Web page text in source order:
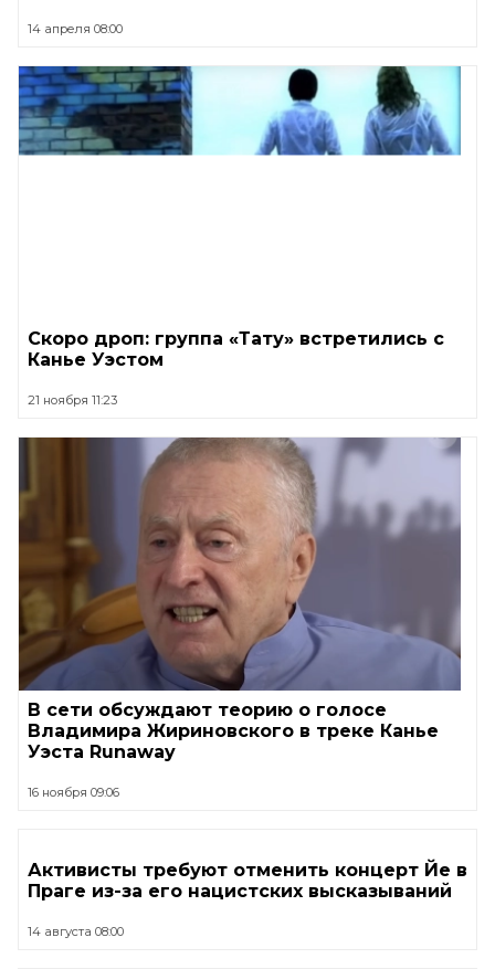
14 апреля 08:00
Скоро дроп: группа «Тату» встретились с
Канье Уэстом
21 ноября 11:23
В сети обсуждают теорию о голосе
Владимира Жириновского в треке Канье
Уэста Runaway
16 ноября 09:06
Активисты требуют отменить концерт Йе в
Праге из-за его нацистских высказываний
14 августа 08:00